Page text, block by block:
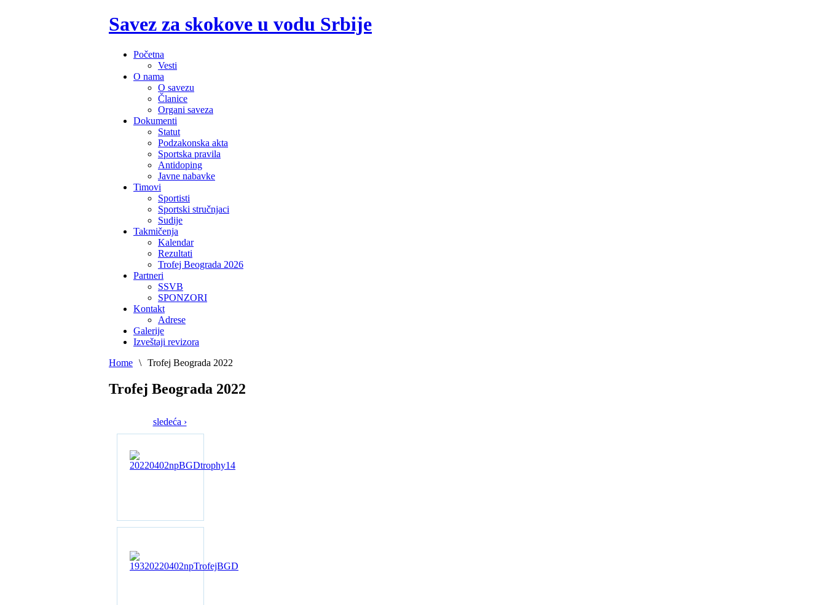
Savez za skokove u vodu Srbije
Početna
Vesti
O nama
O savezu
Članice
Organi saveza
Dokumenti
Statut
Podzakonska akta
Sportska pravila
Antidoping
Javne nabavke
Timovi
Sportisti
Sportski stručnjaci
Sudije
Takmičenja
Kalendar
Rezultati
Trofej Beograda 2026
Partneri
SSVB
SPONZORI
Kontakt
Adrese
Galerije
Izveštaji revizora
Home \ Trofej Beograda 2022
Trofej Beograda 2022
sledeća ›